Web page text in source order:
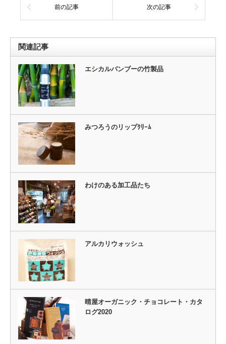
前の記事 次の記事
関連記事
エシカルバンブーの竹製品
みつろうのリップｸﾘｰﾑ
わけのある加工品たち
アルカリウォッシュ
晴屋オーガニック・チョコレート・カタ
ログ2020